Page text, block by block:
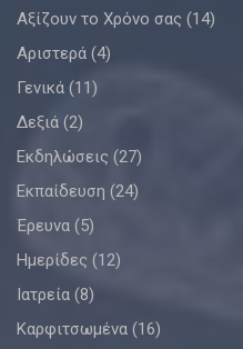
Αξίζουν το Χρόνο σας (14)
Αριστερά (4)
Γενικά (11)
Δεξιά (2)
Εκδηλώσεις (27)
Εκπαίδευση (24)
Έρευνα (5)
Ημερίδες (12)
Ιατρεία (8)
Καρφιτσωμένα (16)